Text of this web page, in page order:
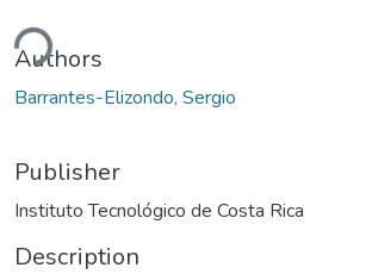
Authors
Barrantes-Elizondo, Sergio
Publisher
Instituto Tecnológico de Costa Rica
Description